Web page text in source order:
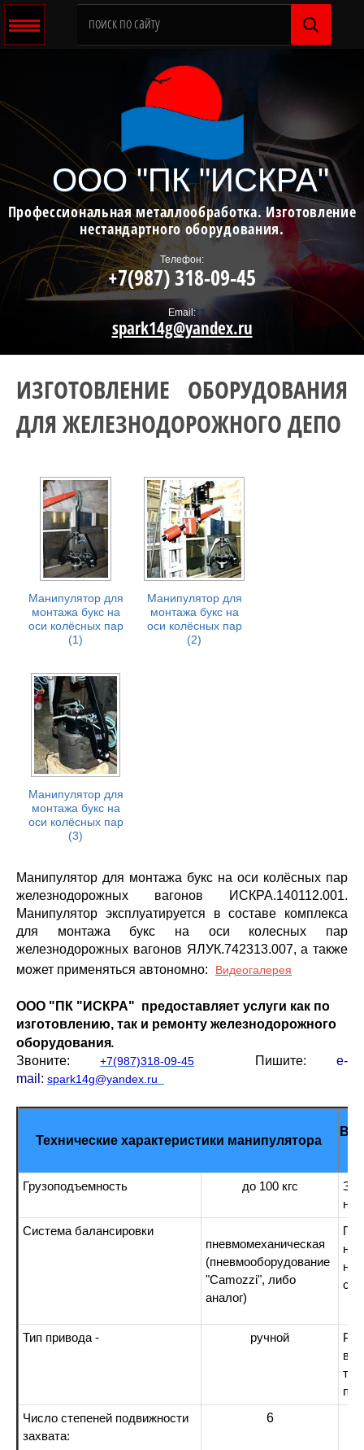
ООО "ПК "ИСКРА"
Профессиональная металлообработка. Изготовление
нестандартного оборудования.
Телефон:
+7(987) 318-09-45
Email:
spark14g@yandex.ru
ИЗГОТОВЛЕНИЕ ОБОРУДОВАНИЯ
ДЛЯ ЖЕЛЕЗНОДОРОЖНОГО ДЕПО
Манипулятор для
монтажа букс на
оси колёсных пар
(1)
Манипулятор для
монтажа букс на
оси колёсных пар
(2)
Манипулятор для
монтажа букс на
оси колёсных пар
(3)
Манипулятор для монтажа букс на оси колёсных пар
железнодорожных вагонов ИСКРА.140112.001.
Манипулятор эксплуатируется в составе комплекса
для монтажа букс на оси колесных пар
железнодорожных вагонов ЯЛУК.742313.007, а также
может применяться автономно: Видеогалерея
ООО "ПК "ИСКРА" предоставляет услуги как по
изготовлению, так и ремонту железнодорожного
оборудования.
Звоните:+7(987)318-09-45 Пишите: е-
mail: spark14g@yandex.ru
Технические характеристики манипулятора
Грузоподъемность до 100 кгс
на
Система балансировки
пневмомеханическая
(пневмооборудование
"Camozzi", либо
аналог)
Тип привода - ручной
в
Число степеней подвижности
захвата:
6